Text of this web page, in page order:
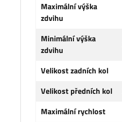
Maximální výška
zdvihu
Minimální výška
zdvihu
Velikost zadních kol
Velikost předních kol
Maximální rychlost